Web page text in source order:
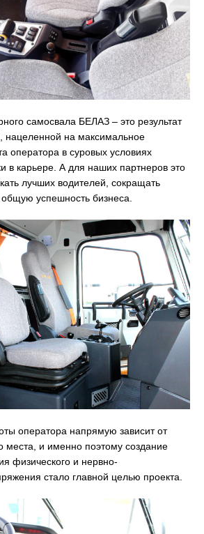
самосвала БЕЛАЗ – это результат
нацеленной на максимальное
оператора в суровых условиях
в карьере. А для наших партнеров это
лучших водителей, сокращать
успешность бизнеса.
оператора напрямую зависит от
места, и именно поэтому создание
физического и нервно-
стало главной целью проекта.